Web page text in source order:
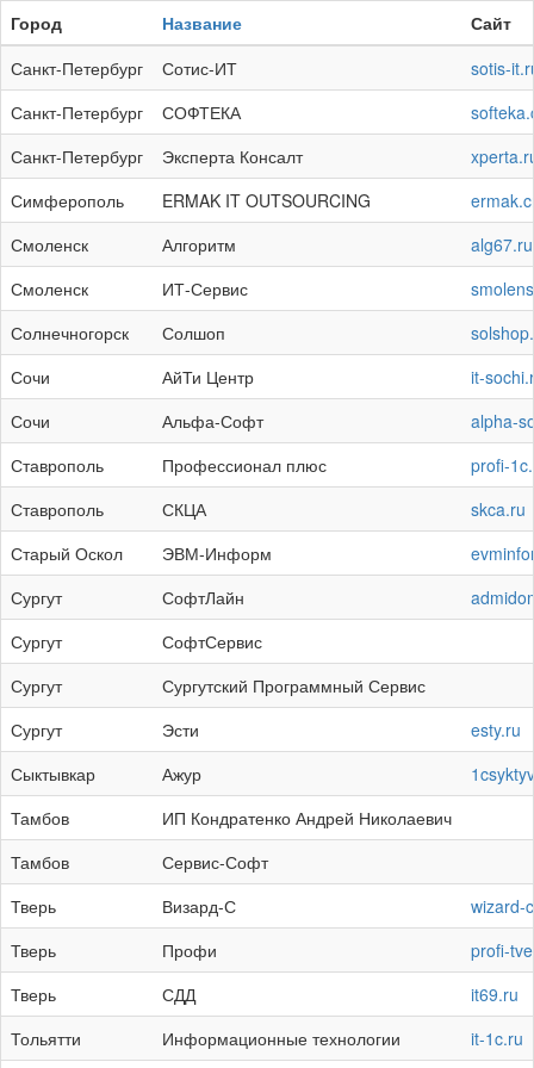
Skip
to
main
content
Город Название
Сайт
Санкт-Петербург
Сотис-ИТ
sotis-
Санкт-Петербург
СОФТЕКА
Санкт-Петербург
Эксперта Консалт
Симферополь
ERMAK IT OUTSOURCING
Смоленск
Алгоритм
alg67.ru
Смоленск
ИТ-Сервис
Солнечногорск
Солшоп
Сочи
АйТи Центр
it-
Сочи
Альфа-Софт
alpha-
Ставрополь
Профессионал плюс
profi-
Ставрополь
СКЦА
skca.ru
Старый Оскол
ЭВМ-Информ
Сургут
СофтЛайн
Сургут
СофтСервис
Сургут
Сургутский Программный Сервис
Сургут
Эсти
esty.ru
Сыктывкар
Ажур
Тамбов
ИП Кондратенко Андрей Николаевич
Тамбов
Сервис-Софт
Тверь
Визард-С
wizard-
Тверь
Профи
profi-
Тверь
СДД
it69.ru
Тольятти
Информационные технологии it-1c.ru